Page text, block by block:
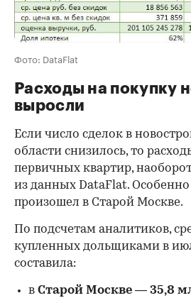
Фото: DataFlat
Расходы на покупку
выросли
Если число сделок в
области снизилось, то
первичных квартир,
из данных DataFlat.
произошел в Старой Москве.
По подсчетам аналитиков,
купленных дольщиками в
составила:
в Старой Москве — 35,8